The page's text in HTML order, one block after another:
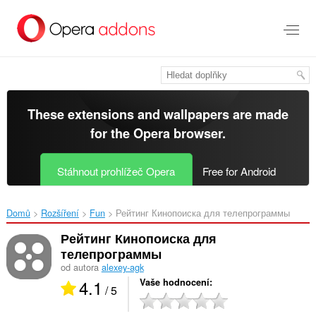
přímo
These extensions and wallpapers are made
for theOpera browser.
Stáhnout prohlížeč Opera Free for Android
Domů Rozšíření Fun Рейтинг Кинопоиска для телепрограммы‎
Рейтинг Кинопоиска для
телепрограммы
od autora alexey-agk
4.1 / 5 Vaše hodnocení